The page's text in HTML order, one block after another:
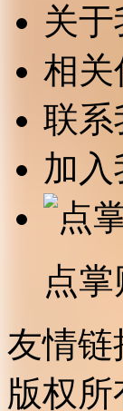
关于
相关
联系
加入
点
友情链
版权所